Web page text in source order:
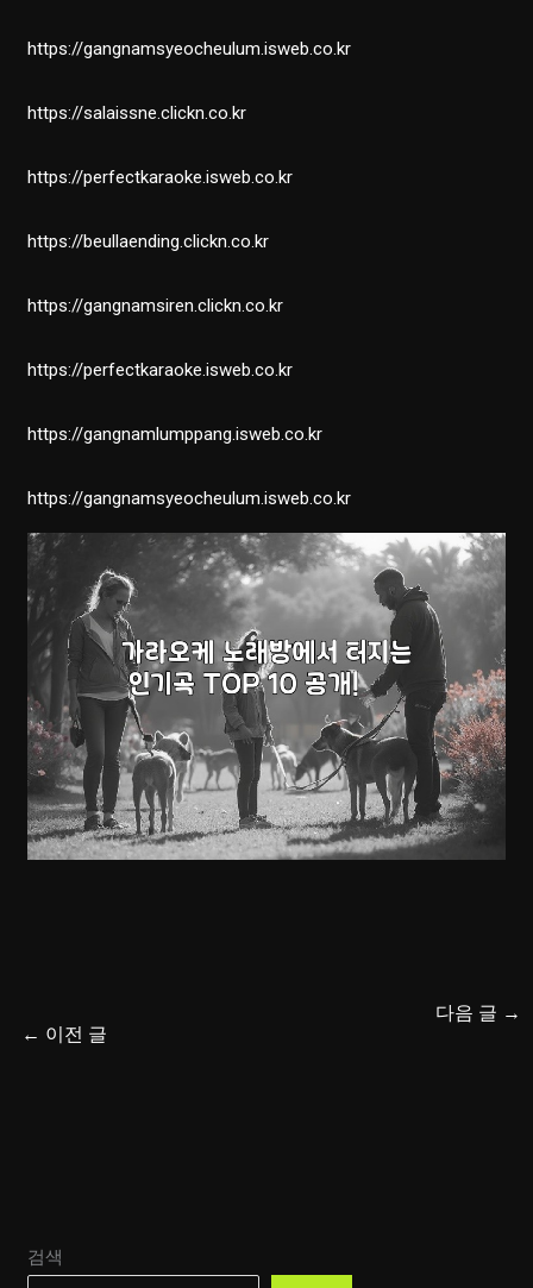
https://gangnamsyeocheulum.isweb.co.kr
https://salaissne.clickn.co.kr
https://perfectkaraoke.isweb.co.kr
https://beullaending.clickn.co.kr
https://gangnamsiren.clickn.co.kr
https://perfectkaraoke.isweb.co.kr
https://gangnamlumppang.isweb.co.kr
https://gangnamsyeocheulum.isweb.co.kr
← 이전 글
다음 글 →
검색